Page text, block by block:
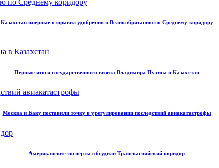
Казахстан впервые отправил удобрения в Великобританию по Среднему коридору
Первые итоги государственного визита Владимира Путина в Казахстан
Москва и Баку поставили точку в урегулировании последствий авиакатастрофы
Американские эксперты обсудили Транскаспийский коридор